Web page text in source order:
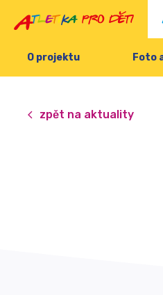
O projektu Foto
zpět na aktuality